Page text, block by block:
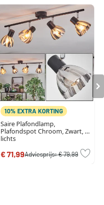
10% EXTRA KORTING
Saire Plafondlamp,
Plafondspot Chroom, Zwart, 4-
lichts
€ 71,99Adviesprijs:€ 79,99